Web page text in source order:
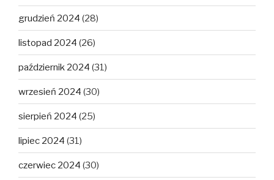
grudzień 2024 (28)
listopad 2024 (26)
październik 2024 (31)
wrzesień 2024 (30)
sierpień 2024 (25)
lipiec 2024 (31)
czerwiec 2024 (30)